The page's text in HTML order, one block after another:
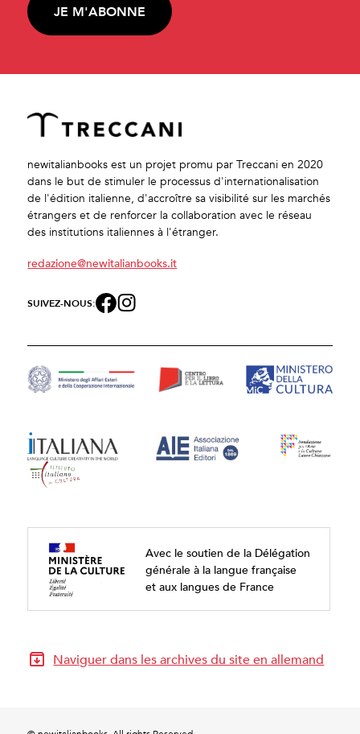
JE M'ABONNE
newitalianbooks est un projet promu par Treccani en 2020
dans le but de stimuler le processus d'internationalisation
de l'édition italienne, d'accroître sa visibilité sur les marchés
étrangers et de renforcer la collaboration avec le réseau
des institutions italiennes à l'étranger.
redazione@newitalianbooks.it
SUIVEZ-NOUS:
Avec le soutien de la Délégation
générale à la langue française
et aux langues de France
Naviguer dans les archives du site en allemand